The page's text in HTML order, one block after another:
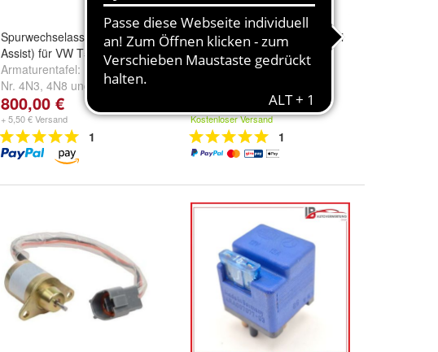
Spurwechselassistent (Side
Assist) für VW T5 GP
Armaturentafel:
Komfort - PR-
Nr. 4N3, 4N8 und
Standard -
PR-Nr. 4N2
800,00 €
+ 5,50 € Versand
1
Regler/Steuergerät Mitsubishi
12V PEL JOB/VOLVO/ISEKI
16A11-14000 NEU
Kostenloser Versand
1